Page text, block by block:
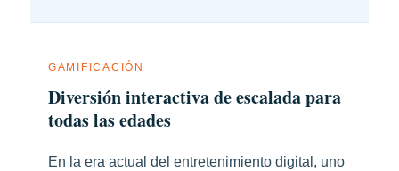
GAMIFICACIÓN
Diversión interactiva de escalada para
todas las edades
En la era actual del entretenimiento digital, uno